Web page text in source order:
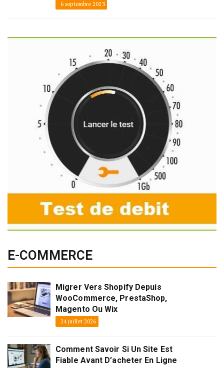
6 septembre 2023
E-COMMERCE
Migrer Vers Shopify Depuis
WooCommerce, PrestaShop,
Magento Ou Wix
24 juillet 2026
Comment Savoir Si Un Site Est
Fiable Avant D’acheter En Ligne